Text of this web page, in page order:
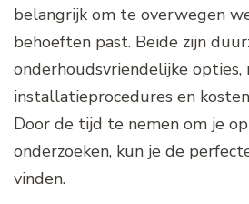
belangrijk om te overwegen
behoeften past. Beide zijn
onderhoudsvriendelijke opties,
installatieprocedures en
Door de tijd te nemen om je
onderzoeken, kun je de
vinden.